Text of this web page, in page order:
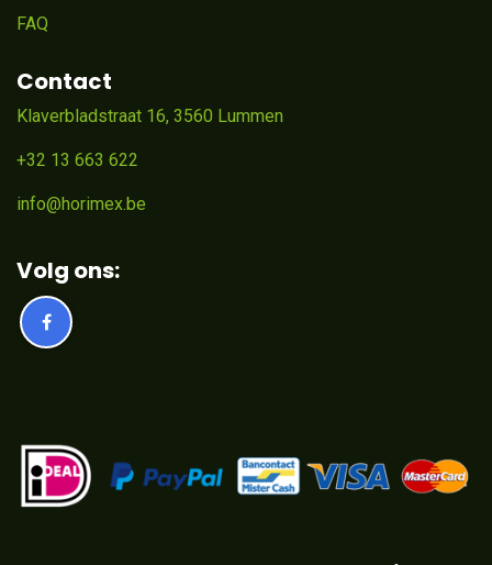
FAQ
Contact
Klaverbladstraat 16, 3560 Lummen
+32 13 663 622
info@horimex.be
Volg ons: